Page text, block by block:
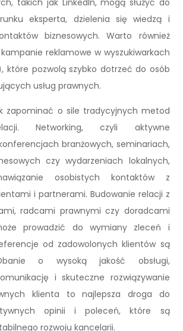
takich jak LinkedIn, mogą służyć do
eksperta, dzielenia się wiedzą i
biznesowych. Warto również
reklamowe w wyszukiwarkach
które pozwolą szybko dotrzeć do osób
usług prawnych.
zapominać o sile tradycyjnych metod
Networking, czyli aktywne
branżowych, seminariach,
czy wydarzeniach lokalnych,
osobistych kontaktów z
i partnerami. Budowanie relacji z
radcami prawnymi czy doradcami
prowadzić do wymiany zleceń i
od zadowolonych klientów są
o wysoką jakość obsługi,
i skuteczne rozwiązywanie
klienta to najlepsza droga do
opinii i poleceń, które są
rozwoju kancelarii.